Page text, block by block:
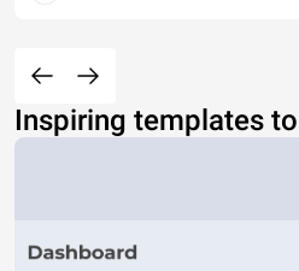
Inspiring templates